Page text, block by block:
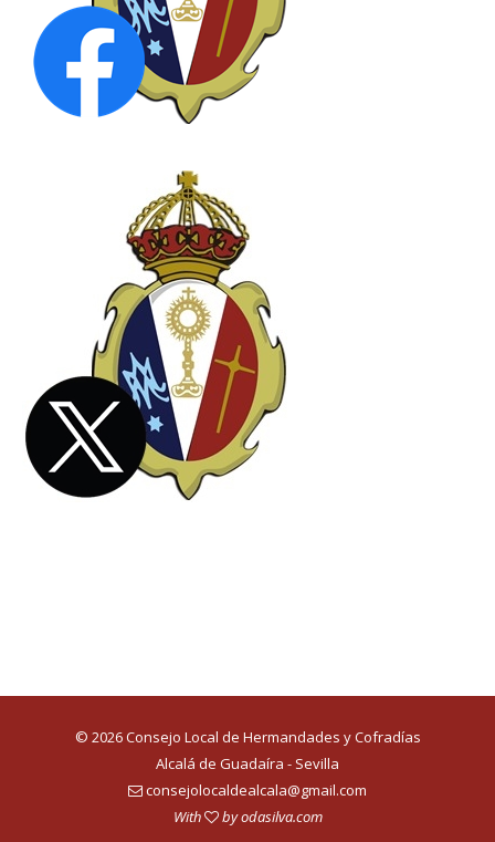
© 2026 Consejo Local de Hermandades y Cofradías
Alcalá de Guadaíra - Sevilla
consejolocaldealcala@gmail.com
With
byodasilva.com